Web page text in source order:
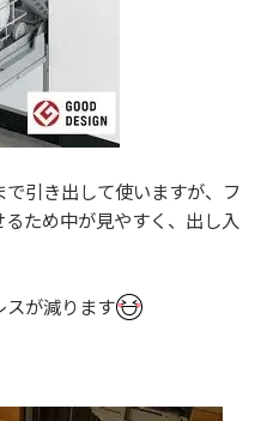
引き出して使いますが、フ
ため中が見やすく、出し入
スが減ります